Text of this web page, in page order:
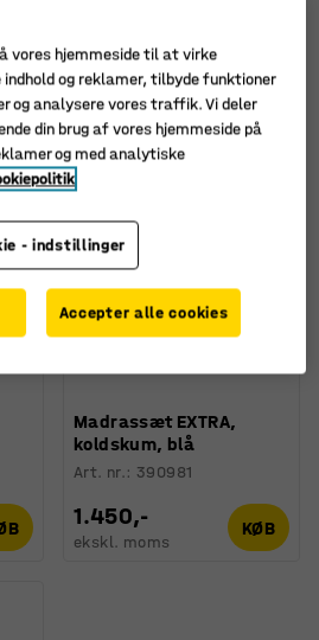
Sortér
Madrassæt EXTRA,
koldskum, blå
Art. nr.: 390981
1.450,-
ekskl. moms
KØB
vores hjemmeside til at virke
og reklamer, tilbyde funktioner
og analysere vores traffik. Vi deler
din brug af vores hjemmeside på
og med analytiske
- indstillinger
Accepter alle cookies